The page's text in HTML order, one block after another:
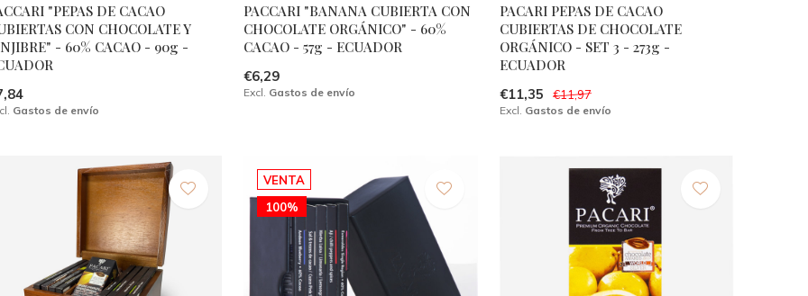
"PEPAS DE CACAO
CON CHOCOLATE Y
- 60% CACAO - 90g -
Gastos de envío
PACCARI "BANANA CUBIERTA CON
CHOCOLATE ORGÁNICO" - 60%
CACAO - 57g - ECUADOR
€6,29
Excl. Gastos de envío
PACARI PEPAS DE CACAO
CUBIERTAS DE CHOCOLATE
ORGÁNICO - SET 3 - 273g -
ECUADOR
€11,35 €11,97
Excl. Gastos de envío
VENTA
100%